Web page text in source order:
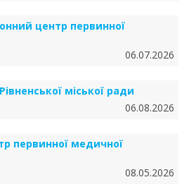
центр первинної
06.07.2026
міської ради
06.08.2026
первинної медичної
08.05.2026